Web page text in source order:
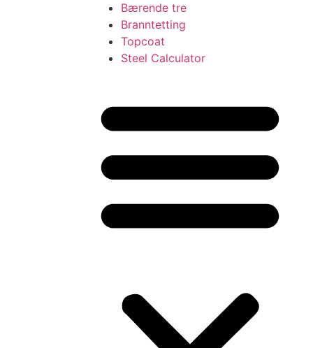
Bærende tre
Branntetting
Topcoat
Steel Calculator